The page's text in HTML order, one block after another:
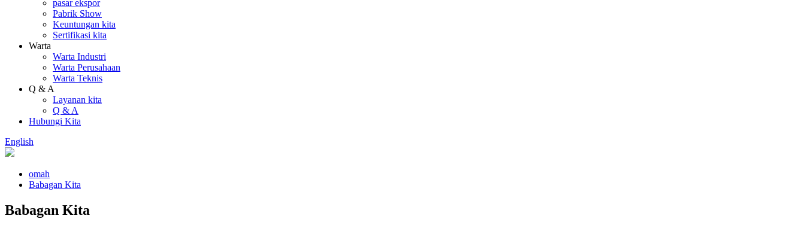
pasar ekspor
Pabrik Show
Keuntungan kita
Sertifikasi kita
Warta
Warta Industri
Warta Perusahaan
Warta Teknis
Q & A
Layanan kita
Q & A
Hubungi Kita
English
omah
Babagan Kita
Babagan Kita